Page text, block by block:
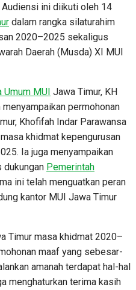
ini diikuti oleh 14
dalam rangka silaturahim
2020–2025 sekaligus
Daerah (Musda) XI MUI
Umum MUI Jawa Timur, KH
menyampaikan permohonan
Khofifah Indar Parawansa
khidmat kepengurusan
Ia juga menyampaikan
dukungan Pemerintah
ini telah menguatkan peran
kantor MUI Jawa Timur
Timur masa khidmat 2020–
maaf yang sebesar-
amanah terdapat hal-hal
menghaturkan terima kasih